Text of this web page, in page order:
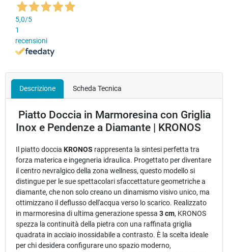
5,0/5
1
recensioni
Descrizione Scheda Tecnica
Piatto Doccia in Marmoresina con Griglia
Inox e Pendenze a Diamante | KRONOS
Il piatto doccia KRONOS rappresenta la sintesi perfetta tra
forza materica e ingegneria idraulica. Progettato per diventare
il centro nevralgico della zona wellness, questo modello si
distingue per le sue spettacolari sfaccettature geometriche a
diamante, che non solo creano un dinamismo visivo unico, ma
ottimizzano il deflusso dell'acqua verso lo scarico. Realizzato
in marmoresina di ultima generazione spessa 3 cm, KRONOS
spezza la continuità della pietra con una raffinata griglia
quadrata in acciaio inossidabile a contrasto. È la scelta ideale
per chi desidera configurare uno spazio moderno,